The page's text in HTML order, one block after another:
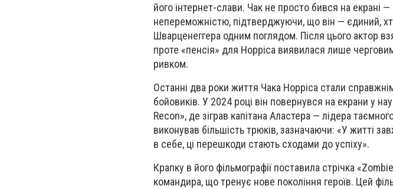
його інтернет-слави. Чак не просто бився на екрані —
непереможністю, підтверджуючи, що він — єдиний,
Шварценеггера одним поглядом. Після цього актор
проте «пенсія» для Норріса виявилася лише
ривком.
Останні два роки життя Чака Норріса стали
бойовиків. У 2024 році він повернувся на екрани у
Recon», де зіграв капітана Аластера — лідера
виконував більшість трюків, зазначаючи: «У житті
в себе, ці перешкоди стають сходами до успіху».
Крапку в його фільмографії поставила стрічка
командира, що тренує нове покоління героїв. Цей